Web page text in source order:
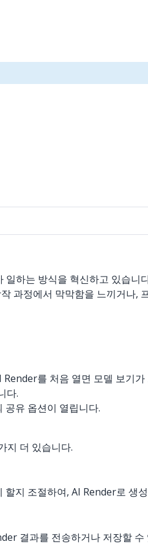
하는 방식을 혁신하고 있습
과정에서 막막함을 느끼거나
를 처음 열면 모델 보기
다.
공유 옵션이 열립니다.
지 더 있습니다.
지 조절하여, AI Render로 생
결과를 전송하거나 저장할 수